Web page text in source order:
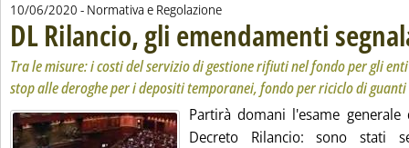
10/06/2020 - Normativa e Regolazione
DL Rilancio, gli emendamenti
Tra le misure: i costi del servizio di gestione rifiuti nel fondo per gli
stop alle deroghe per i depositi temporanei, fondo per riciclo di guanti
Partirà domani l'esame
Decreto Rilancio: sono stati